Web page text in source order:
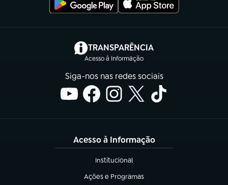
TRANSPARÊNCIA
Acesso à Informação
(abre em nova aba)
Siga-nos nas redes sociais
Acesso à Informação
Institucional
(abre em nova aba)
Ações e Programas
(abre em nova aba)